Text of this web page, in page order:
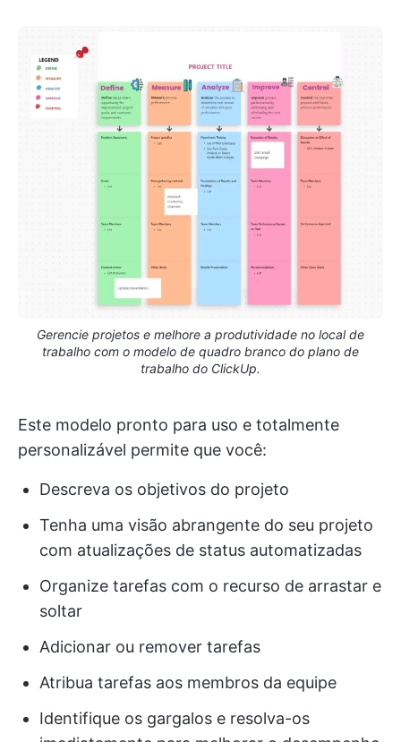
Gerencie projetos e melhore a produtividade no local de
trabalho com o modelo de quadro branco do plano de
trabalho do ClickUp.
Este modelo pronto para uso e totalmente
personalizável permite que você:
Descreva os objetivos do projeto
Tenha uma visão abrangente do seu projeto
com atualizações de status automatizadas
Organize tarefas com o recurso de arrastar e
soltar
Adicionar ou remover tarefas
Atribua tarefas aos membros da equipe
Identifique os gargalos e resolva-os